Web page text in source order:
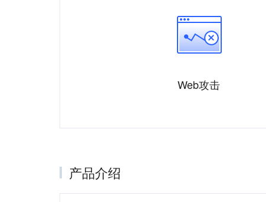
Web攻击
产品介绍